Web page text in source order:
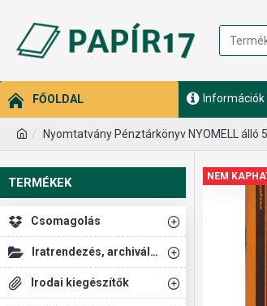
FŐOLDAL Információk
Nyomtatvány Pénztárkönyv NYOMELL álló
TERMÉKEK
Csomagolás
Iratrendezés, archiválás
Irodai kiegészítők
NEM